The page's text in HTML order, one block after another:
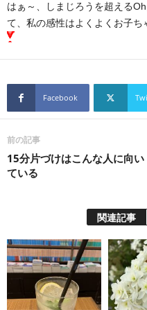
はぁ～、しまじろうを超える
て、私の感性はよくよくお子ち
Facebook
前の記事
15分片づけはこんな人に向い
ている
関連記事